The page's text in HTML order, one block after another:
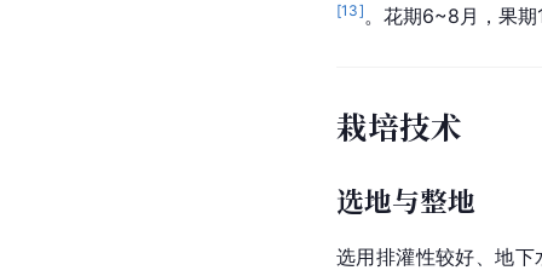
[13]。花期6~8月，果期
栽培技术
选地与整地
选用排灌性较好、地